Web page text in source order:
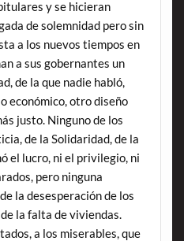
y se hicieran
de solemnidad pero sin
a los nuevos tiempos en
a sus gobernantes un
de la que nadie habló,
económico, otro diseño
justo. Ninguno de los
de la Solidaridad, de la
el lucro, ni el privilegio, ni
pero ninguna
la desesperación de los
la falta de viviendas.
a los miserables, que